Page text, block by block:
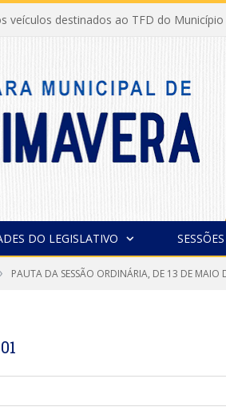
veículos destinados ao TFD do
DO LEGISLATIVO SESSÕES
PAUTA DA SESSÃO ORDINÁRIA, DE 13 DE MAIO